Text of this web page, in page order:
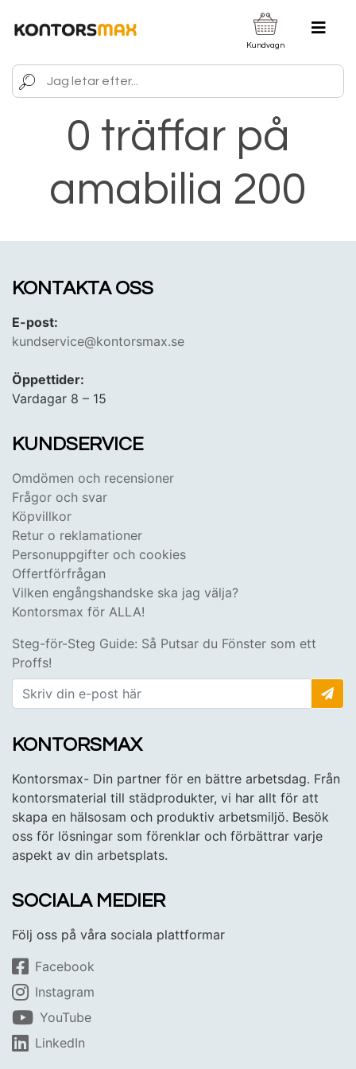
Kundvagn
0 träffar på
amabilia 200
KONTAKTA OSS
E-post:
kundservice@kontorsmax.se
Öppettider:
Vardagar 8 – 15
KUNDSERVICE
Omdömen och recensioner
Frågor och svar
Köpvillkor
Retur o reklamationer
Personuppgifter och cookies
Offertförfrågan
Vilken engångshandske ska jag välja?
Kontorsmax för ALLA!
Steg-för-Steg Guide: Så Putsar du Fönster som ett
Proffs!
KONTORSMAX
Kontorsmax- Din partner för en bättre arbetsdag. Från
kontorsmaterial till städprodukter, vi har allt för att
skapa en hälsosam och produktiv arbetsmiljö. Besök
oss för lösningar som förenklar och förbättrar varje
aspekt av din arbetsplats.
SOCIALA MEDIER
Följ oss på våra sociala plattformar
Facebook
Instagram
YouTube
LinkedIn